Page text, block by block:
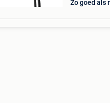
Zo goed als